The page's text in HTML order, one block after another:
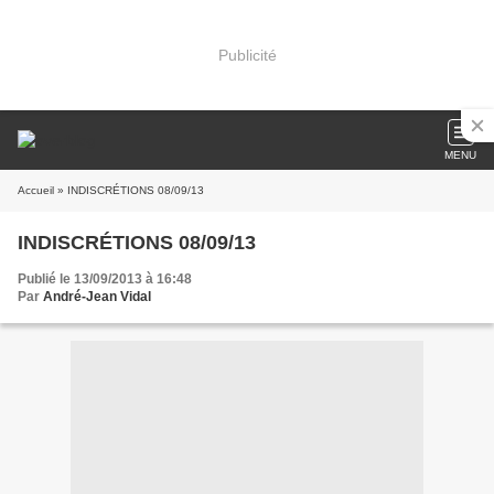
Publicité
MENU
Accueil » INDISCRÉTIONS 08/09/13
INDISCRÉTIONS 08/09/13
Publié le 13/09/2013 à 16:48
Par André-Jean Vidal